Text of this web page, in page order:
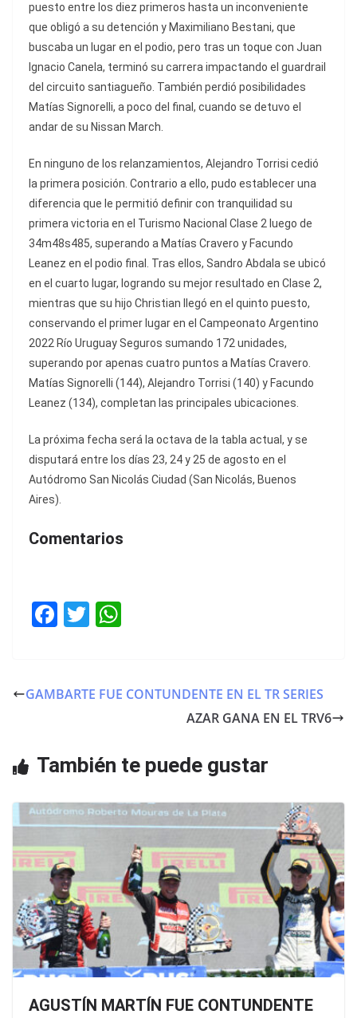
puesto entre los diez primeros hasta un inconveniente
que obligó a su detención y Maximiliano Bestani, que
buscaba un lugar en el podio, pero tras un toque con Juan
Ignacio Canela, terminó su carrera impactando el guardrail
del circuito santiagueño. También perdió posibilidades
Matías Signorelli, a poco del final, cuando se detuvo el
andar de su Nissan March.
En ninguno de los relanzamientos, Alejandro Torrisi cedió
la primera posición. Contrario a ello, pudo establecer una
diferencia que le permitió definir con tranquilidad su
primera victoria en el Turismo Nacional Clase 2 luego de
34m48s485, superando a Matías Cravero y Facundo
Leanez en el podio final. Tras ellos, Sandro Abdala se ubicó
en el cuarto lugar, logrando su mejor resultado en Clase 2,
mientras que su hijo Christian llegó en el quinto puesto,
conservando el primer lugar en el Campeonato Argentino
2022 Río Uruguay Seguros sumando 172 unidades,
superando por apenas cuatro puntos a Matías Cravero.
Matías Signorelli (144), Alejandro Torrisi (140) y Facundo
Leanez (134), completan las principales ubicaciones.
La próxima fecha será la octava de la tabla actual, y se
disputará entre los días 23, 24 y 25 de agosto en el
Autódromo San Nicolás Ciudad (San Nicolás, Buenos
Aires).
Comentarios
F
e
o
T
er s
p
GAMBARTE FUE CONTUNDENTE EN EL TR SERIES
AZAR GANA EN EL TRV6
También te puede gustar
AGUSTÍN MARTÍN FUE CONTUNDENTE